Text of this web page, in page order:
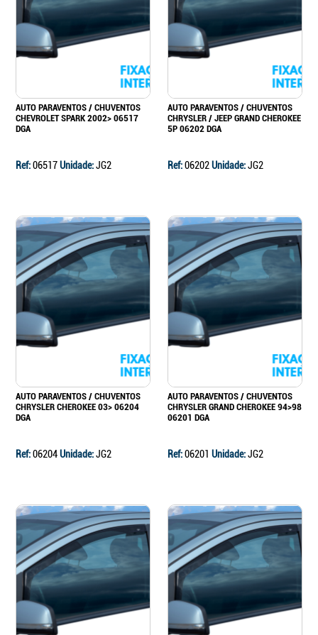
AUTO PARAVENTOS / CHUVENTOS
CHEVROLET SPARK 2002> 06517
DGA
Ref:06517Unidade:JG2
AUTO PARAVENTOS / CHUVENTOS
CHRYSLER / JEEP GRAND CHEROKEE
5P 06202 DGA
Ref:06202Unidade:JG2
AUTO PARAVENTOS / CHUVENTOS
CHRYSLER CHEROKEE 03> 06204
DGA
Ref:06204Unidade:JG2
AUTO PARAVENTOS / CHUVENTOS
CHRYSLER GRAND CHEROKEE 94>98
06201 DGA
Ref:06201 Unidade:JG2
Continuar a comprar
Ir para o carrinho